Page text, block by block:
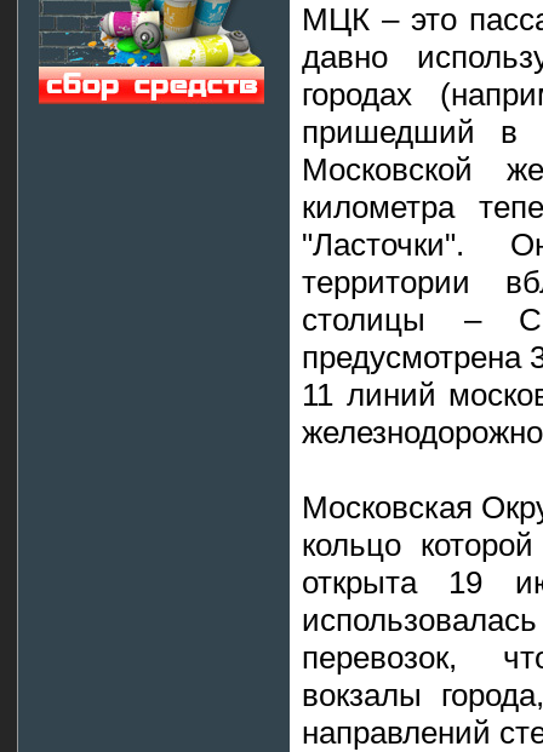
МЦК – это
давно
городах
пришедший в
Московской
километра
"Ласточки".
территории
столицы –
предусмотрена
11 линий
Московская
кольцо
открыта 19
перевозок,
вокзалы
направлений